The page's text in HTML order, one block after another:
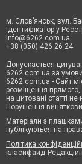
м. Слов’янськ, вул.
Ідентифікатор у
info@6262.com.ua
+38 (050) 426 26 24
Допускається
6262.com.ua за
6262.com.ua - Сайт
розміщення прямого,
на цитовані статті
Порушення
Матеріали з
публікуються на
Політика
класифайд